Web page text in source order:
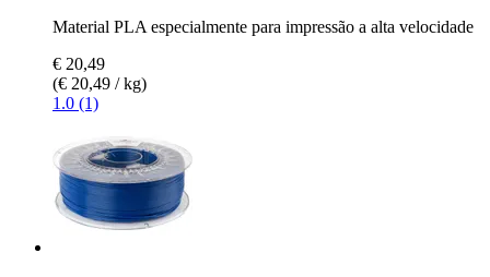
Material PLA especialmente para impressão a alta velocidade
€ 20,49
(€ 20,49 / kg)
1.0 (1)